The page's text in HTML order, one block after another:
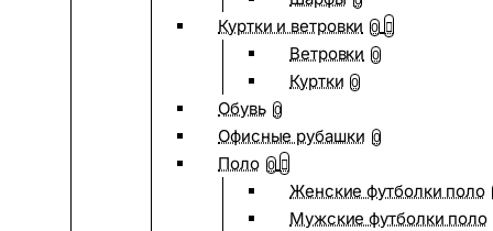
Куртки и ветровки 0
Ветровки 0
Куртки 0
Обувь 0
Офисные рубашки 0
Поло 0
Женские футболки поло
Мужские футболки поло